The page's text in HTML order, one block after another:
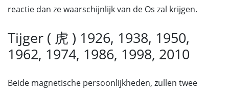
reactie dan ze waarschijnlijk van de Os zal krijgen.
Tijger ( 虎 ) 1926, 1938, 1950,
1962, 1974, 1986, 1998, 2010
Beide magnetische persoonlijkheden, zullen twee